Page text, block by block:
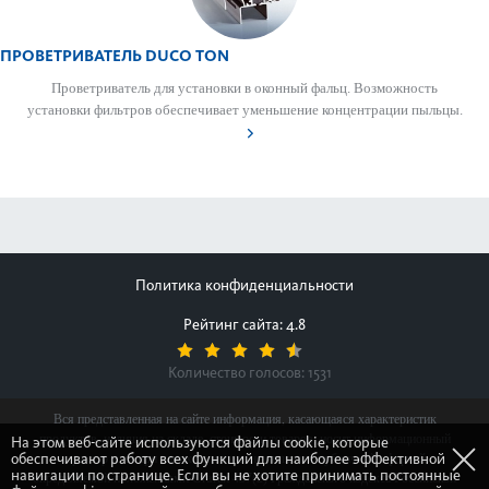
ПРОВЕТРИВАТЕЛЬ DUCO TON
Проветр­иватель для установки в оконный фальц. Возможность
установки фильтров обеспечивает уменьшение концентрации пыльцы.
Политика конфиденциальности
Рейтинг сайта: 4.8
Количество голосов: 1531
Вся представленная на сайте информация, касающаяся характеристик
продуктов, наличия на складе, стоимости товаров, носит информационный
характер и ни при каких условиях не является публичной офертой,
определяемой положениями Статьи 437(2) Гражданского кодекса Российской
На этом веб-сайте используются файлы cookie, которые
обеспечивают работу всех функций для наиболее эффективной
навигации по странице. Если вы не хотите принимать постоянные